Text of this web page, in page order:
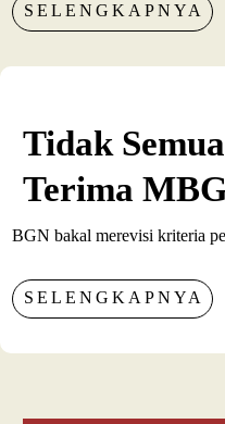
SELENGKAPNYA
Tidak
Terima
BGN bakal merevisi kriteria
SELENGKAPNYA